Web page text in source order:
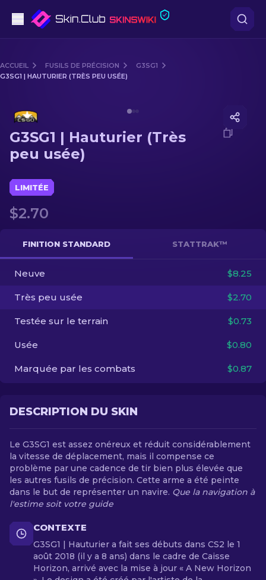
Milieu de gamme
Fusils
Fusils de Précision
Gants
Autre
FR
ACCUEIL FUSILS DE PRÉCISION
G3SG1
G3SG1 | HAUTURIER (TRÈS PEU USÉE)
G3SG1 | Hauturier (Très
peu usée)
LIMITÉE
$2.70
FINITION STANDARD STATTRAK™
Neuve $8.25
Très peu usée $2.70
Testée sur le terrain $0.73
Usée $0.80
Marquée par les combats $0.87
DESCRIPTION DU SKIN
Le G3SG1 est assez onéreux et réduit considérablement
la vitesse de déplacement, mais il compense ce
problème par une cadence de tir bien plus élevée que
les autres fusils de précision. Cette arme a été peinte
dans le but de représenter un navire. Que la navigation à
l'estime soit votre guide
CONTEXTE
G3SG1 | Hauturier a fait ses débuts dans CS2 le 1
août 2018 (il y a 8 ans) dans le cadre de Caisse
Horizon, arrivé avec la mise à jour « A New Horizon